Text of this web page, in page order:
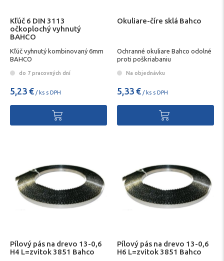
Kľúč 6 DIN 3113
očkoplochý vyhnutý
BAHCO
Kľúč vyhnutý kombinovaný 6mm
BAHCO
do 7 pracovných dní
5,23 € / ks s DPH
Okuliare-číre sklá Bahco
Ochranné okuliare Bahco odolné
proti poškriabaniu
Na objednávku
5,33 € / ks s DPH
Pílový pás na drevo 13-0,6
H4 L=zvitok 3851 Bahco
Pílový pás na drevo 13-0,6
H6 L=zvitok 3851 Bahco